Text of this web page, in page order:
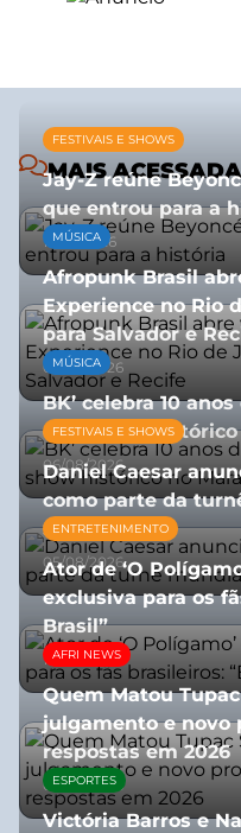
MAIS
FESTIVAIS E SHOWS
Jay-Z reúne
que entrou para a
13/07/2026
MÚSICA
Afropunk Brasil
Experience no Rio
para Salvador e
03/08/2026
MÚSICA
BK’ celebra 10
com show histórico
06/08/2026
FESTIVAIS E SHOWS
Daniel Caesar
como parte da
Spergy’
05/08/2026
ENTRETENIMENTO
Ator de ‘O
exclusiva para os
Brasil”
13/07/2026
AFRI NEWS
Quem Matou
julgamento e novo
respostas em 2026
05/08/2026
ESPORTES
Victória Barros e